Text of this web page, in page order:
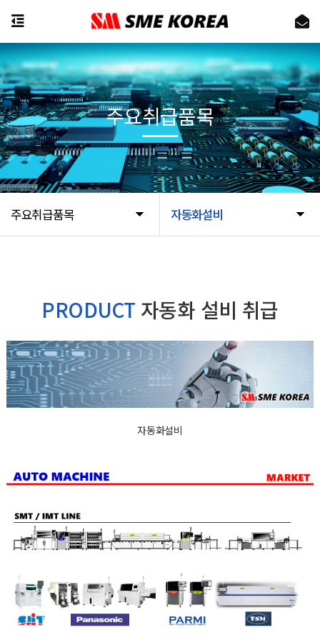
주요취급품목 자동화설비
주요취급품목
PRODUCT 자동화 설비 취급
자동화설비